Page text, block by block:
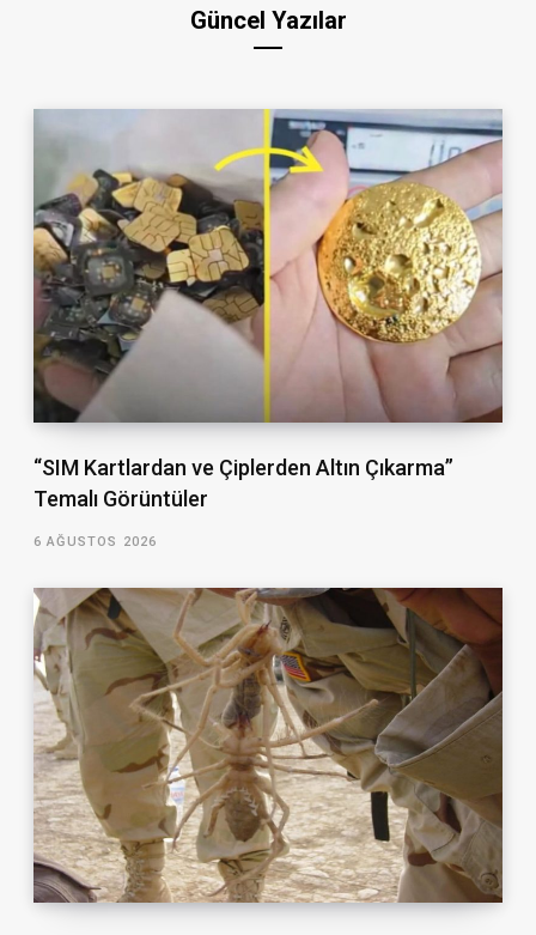
Güncel Yazılar
“SIM Kartlardan ve Çiplerden Altın Çıkarma”
Temalı Görüntüler
6 AĞUSTOS 2026